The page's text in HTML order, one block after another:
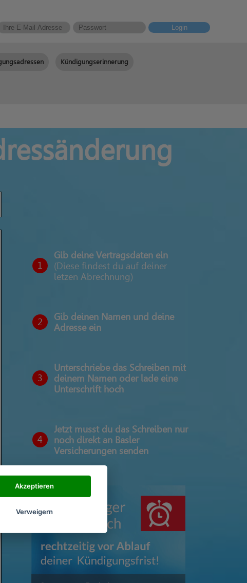
Login
Kündigungserinnerung
1
Gib deine Vertragsdaten ein
(Diese findest du auf deiner
letzen Abrechnung)
2
Gib deinen Namen und deine
Adresse ein
3
Unterschriebe das Schreiben mit
deinem Namen oder lade eine
Unterschrift hoch
4
Jetzt musst du das Schreiben nur
noch direkt an Basler
Versicherungen senden
Akzeptieren
Verweigern